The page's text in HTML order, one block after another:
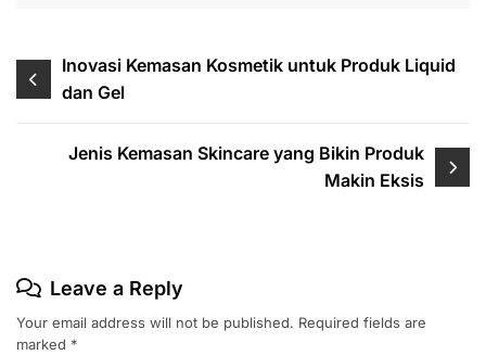
Post
navigation
Inovasi Kemasan Kosmetik untuk Produk Liquid
dan Gel
Jenis Kemasan Skincare yang Bikin Produk
Makin Eksis
Leave a Reply
Your email address will not be published. Required fields are
marked *